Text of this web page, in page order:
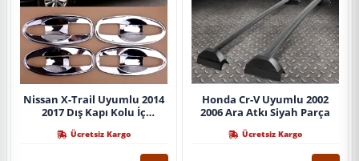
Nissan X-Trail Uyumlu 2014
2017 Dış Kapı Kolu İç
Ücretsiz Kargo
Honda Cr-V Uyumlu 2002
2006 Ara Atkı Siyah Parça
Ücretsiz Kargo